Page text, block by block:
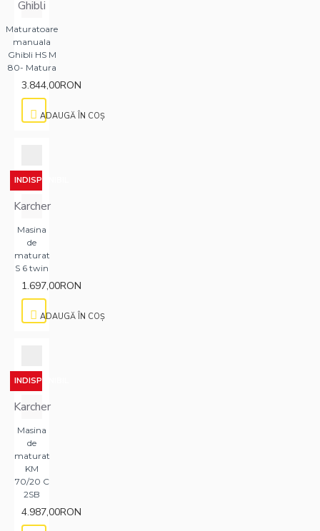
Ghibli
Maturatoare
manuala
Ghibli HS M
80- Matura
3.844,00RON
ADAUGĂ ÎN COŞ
INDISPONIBIL
Karcher
Masina
de
maturat
S 6 twin
1.697,00RON
ADAUGĂ ÎN COŞ
INDISPONIBIL
Karcher
Masina
de
maturat
KM
70/20 C
2SB
4.987,00RON